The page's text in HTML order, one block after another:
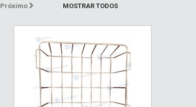
MOSTRAR TODOS
Próximo